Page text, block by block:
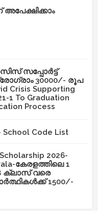
സപ്പോർട്ട്
30000/- രൂപ
Crisis Supporting
1 To Graduation
Process
School Code List
2026-
കേരളത്തിലെ 1
ക്ലാസ് വരെ
1500/-